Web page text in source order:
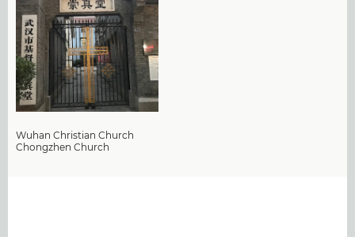
Wuhan Christian Church
Chongzhen Church